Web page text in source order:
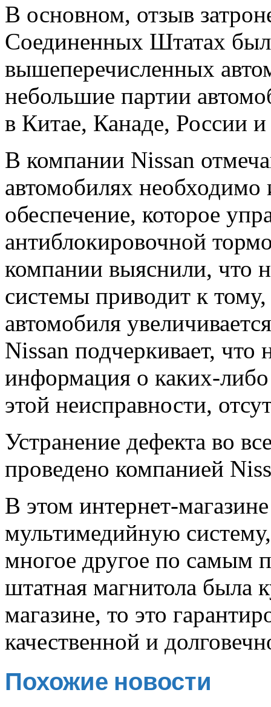
В основном, отзыв
Соединенных Штатах
вышеперечисленных
небольшие партии
в Китае, Канаде, России
В компании Nissan
автомобилях
обеспечение, которое
антиблокировочной
компании выяснили, что
системы приводит к
автомобиля
Nissan подчеркивает, что
информация о каких-
этой неисправности,
Устранение дефекта во
проведено компанией
В этом интернет-
мультимедийную
многое другое по самым
штатная магнитола была
магазине, то это
качественной и
Похожие новости